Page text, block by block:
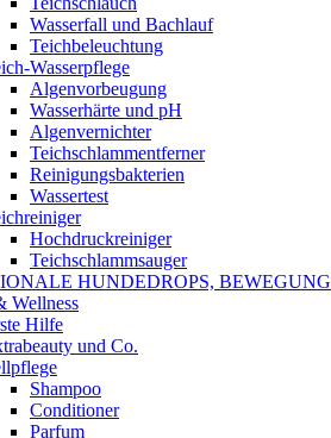
Wasserfall und Bachlauf
Teichbeleuchtung
Wasserpflege
Algenvorbeugung
Wasserhärte und pH
Algenvernichter
Teichschlammentferner
Reinigungsbakterien
Wassertest
Hochdruckreiniger
Teichschlammsauger
HUNDEDROPS, BEWEGUNG
Wellness
Hilfe
und Co.
Shampoo
Conditioner
Parfum